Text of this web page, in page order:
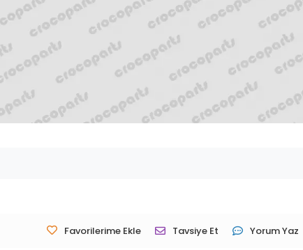
Favorilerime Ekle Tavsiye Et Yorum Yaz